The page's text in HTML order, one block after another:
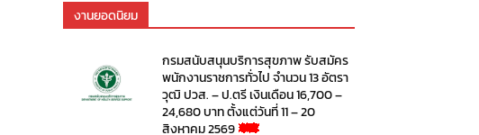
งานยอดนิยม
กรมสนับสนุนบริการสุขภาพ รับสมัคร
พนักงานราชการทั่วไป จำนวน 13 อัตรา
วุฒิ ปวส. – ป.ตรี เงินเดือน 16,700 –
24,680 บาท ตั้งแต่วันที่ 11 – 20
สิงหาคม 2569